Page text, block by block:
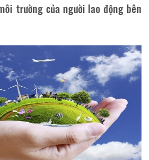
trường của người lao động bên